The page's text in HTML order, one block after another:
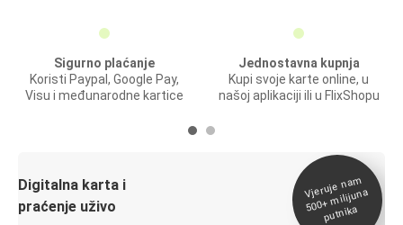
Sigurno plaćanje
Koristi Paypal, Google Pay,
Visu i međunarodne kartice
Jednostavna kupnja
Kupi svoje karte online, u
našoj aplikaciji ili u FlixShopu
Digitalna karta i
praćenje uživo
Vjeruje na
m
500+
milijuna
putnika